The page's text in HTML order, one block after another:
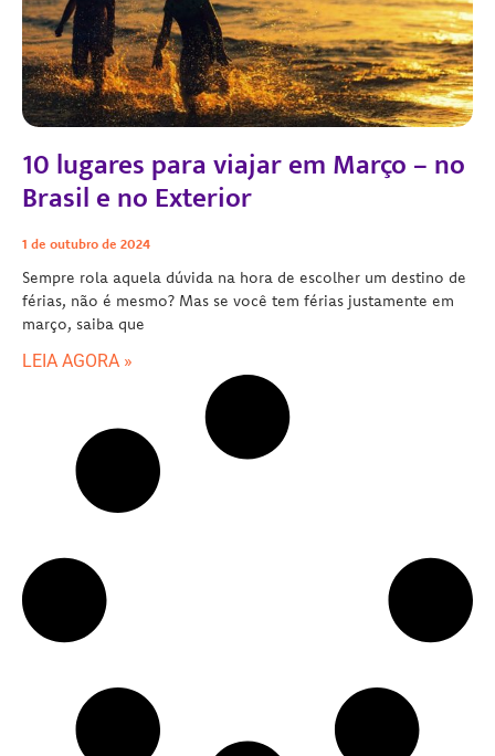
10 lugares para viajar em Março – no
Brasil e no Exterior
1 de outubro de 2024
Sempre rola aquela dúvida na hora de escolher um destino de
férias, não é mesmo? Mas se você tem férias justamente em
março, saiba que
LEIA AGORA »